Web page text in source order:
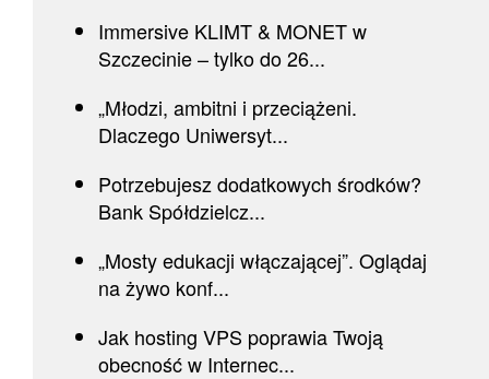
Immersive KLIMT & MONET w
Szczecinie – tylko do 26...
„Młodzi, ambitni i przeciążeni.
Dlaczego Uniwersyt...
Potrzebujesz dodatkowych środków?
Bank Spółdzielcz...
„Mosty edukacji włączającej”. Oglądaj
na żywo konf...
Jak hosting VPS poprawia Twoją
obecność w Internec...